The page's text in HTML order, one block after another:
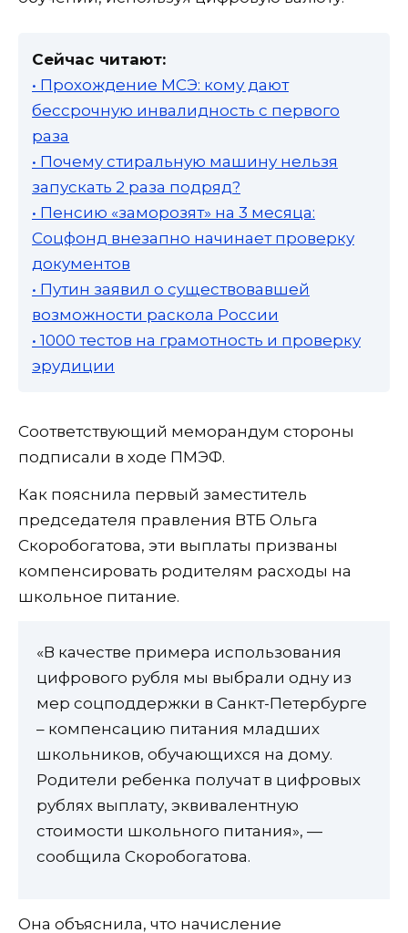
Сейчас читают:
• Прохождение МСЭ: кому дают
бессрочную инвалидность с первого
раза
• Почему стиральную машину нельзя
запускать 2 раза подряд?
• Пенсию «заморозят» на 3 месяца:
Соцфонд внезапно начинает проверку
документов
• Путин заявил о существовавшей
возможности раскола России
• 1000 тестов на грамотность и проверку
эрудиции
Соответствующий меморандум стороны
подписали в ходе ПМЭФ.
Как пояснила первый заместитель
председателя правления ВТБ Ольга
Скоробогатова, эти выплаты призваны
компенсировать родителям расходы на
школьное питание.
«В качестве примера использования
цифрового рубля мы выбрали одну из
мер соцподдержки в Санкт-Петербурге
– компенсацию питания младших
школьников, обучающихся на дому.
Родители ребенка получат в цифровых
рублях выплату, эквивалентную
стоимости школьного питания», —
сообщила Скоробогатова.
Она объяснила, что начисление